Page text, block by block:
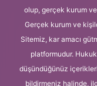
olup, gerçek kurum ve
Gerçek kurum ve
Sitemiz, kar amacı
platformudur.
düşündüğünüz içerikleri,
bildirmeniz halinde,